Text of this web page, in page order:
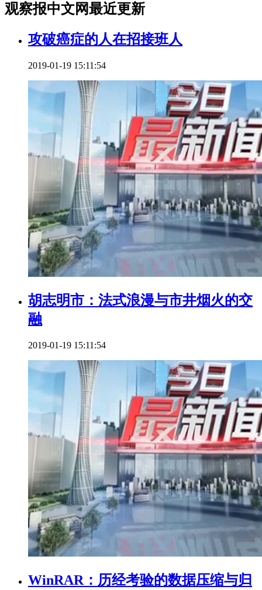
观察报中文网最近更新
攻破癌症的人在招接班人
2019-01-19 15:11:54
胡志明市：法式浪漫与市井烟火的交
融
2019-01-19 15:11:54
WinRAR：历经考验的数据压缩与归